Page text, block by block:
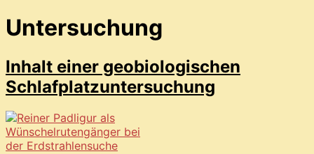
Untersuchung
Inhalt einer geobiologischen
Schlafplatzuntersuchung